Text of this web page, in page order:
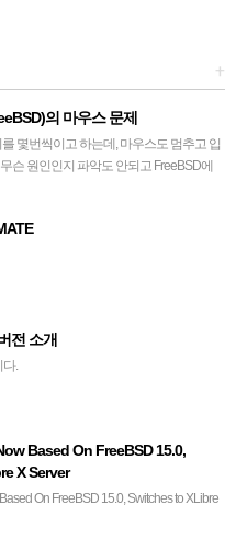
+
의 마우스 문제
몇번씩이고 하는데, 마우스도 멈추고 입
슨 원인인지 파악도 안되고 FreeBSD에
것도 다 적용했는데 안되고. 일단 하나씩
전 소개
.
Based On FreeBSD 15.0,
X Server
On FreeBSD 15.0, Switches to XLibre
LarabelinBSDon 18 April 2026 at 03…